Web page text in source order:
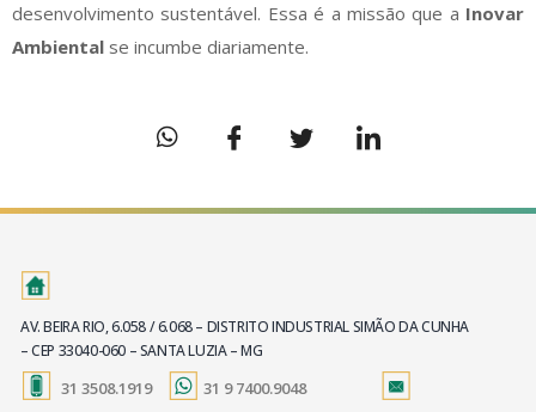
desenvolvimento sustentável. Essa é a missão que a Inovar
Ambiental se incumbe diariamente.
AV. BEIRA RIO, 6.058 / 6.068 – DISTRITO INDUSTRIAL SIMÃO DA CUNHA
– CEP 33040-060 – SANTA LUZIA – MG
31 3508.1919 31 9 7400.9048